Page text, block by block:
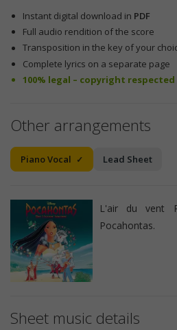
Instant digital download in PDF
Full audio rendition of the score
Transposition in the key of your
Complete lyrics on a separate page
100% legal – copyright respected
Other arrangements
Piano Vocal Lead Sheet
L'air du vent
Pocahontas.
Sheet music details